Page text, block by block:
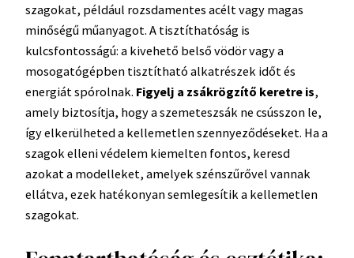
szagokat, például rozsdamentes acélt vagy magas
minőségű műanyagot. A tisztíthatóság is
kulcsfontosságú: a kivehető belső vödör vagy a
mosogatógépben tisztítható alkatrészek időt és
energiát spórolnak. Figyelj a zsákrögzítő keretre is,
amely biztosítja, hogy a szemeteszsák ne csússzon le,
így elkerülheted a kellemetlen szennyeződéseket. Ha a
szagok elleni védelem kiemelten fontos, keresd
azokat a modelleket, amelyek szénszűrővel vannak
ellátva, ezek hatékonyan semlegesítik a kellemetlen
szagokat.